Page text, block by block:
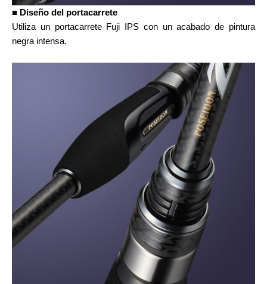
■ Diseño del portacarrete
Utiliza un portacarrete Fuji IPS con un acabado de pintura
negra intensa.